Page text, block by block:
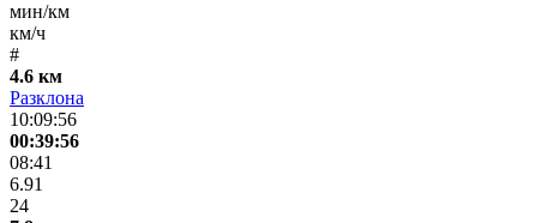
мин/км
км/ч
#
4.6 км
Разклона
10:09:56
00:39:56
08:41
6.91
24